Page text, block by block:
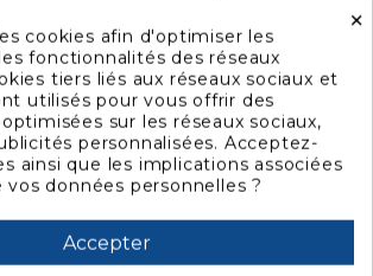
×
cookies afin d'optimiser les
fonctionnalités des réseaux
tiers liés aux réseaux sociaux et
utilisés pour vous offrir des
sur les réseaux sociaux,
personnalisées. Acceptez-
ainsi que les implications associées
données personnelles ?
Accepter